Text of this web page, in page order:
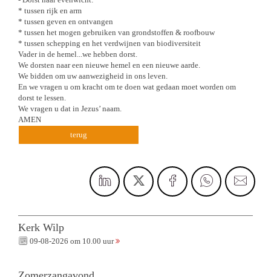
* tussen rijk en arm
* tussen geven en ontvangen
* tussen het mogen gebruiken van grondstoffen & roofbouw
* tussen schepping en het verdwijnen van biodiversiteit
Vader in de hemel...we hebben dorst.
We dorsten naar een nieuwe hemel en een nieuwe aarde.
We bidden om uw aanwezigheid in ons leven.
En we vragen u om kracht om te doen wat gedaan moet worden om
dorst te lessen.
We vragen u dat in Jezus’ naam.
AMEN
terug
Kerk Wilp
09-08-2026 om 10.00 uur